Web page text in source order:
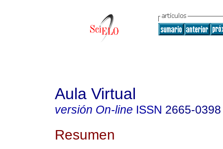
Aula Virtual
versión On-line ISSN 2665-0398
Resumen